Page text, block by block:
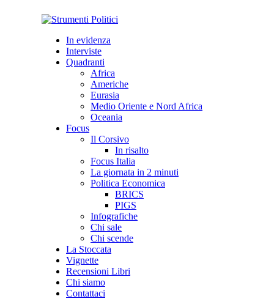
In evidenza
Interviste
Quadranti
Africa
Americhe
Eurasia
Medio Oriente e Nord Africa
Oceania
Focus
Il Corsivo
In risalto
Focus Italia
La giornata in 2 minuti
Politica Economica
BRICS
PIGS
Infografiche
Chi sale
Chi scende
La Stoccata
Vignette
Recensioni Libri
Chi siamo
Contattaci